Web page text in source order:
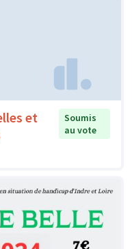
et
Soumis
au vote